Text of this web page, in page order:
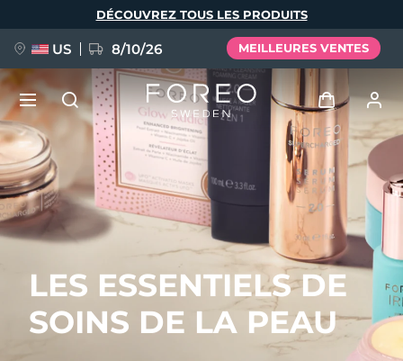
LES ESSENTIELS DE
SOINS DE LA PEAU
DÉCOUVREZ TOUS LES PRODUITS
US 8/10/26 MEILLEURES VENTES
Se connecter
Profil de l'utilisateur
Mes appareils
Mes commandes
Mes adresses
NOUVEAU
FAQ™ Pure Beauty-Tech Elixir
BREAKING NEWS
Langue
English
Español
Français
Italiano
Português
Polski
Svenska
Русский
繁體中文